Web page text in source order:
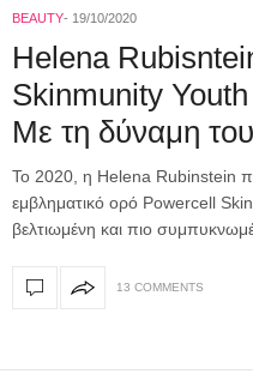
BEAUTY 19/10/2020
Helena
Skinmunity
Με τη δύναμη
Το 2020, η Helena Rubinstein
εμβληματικό ορό Powercell
βελτιωμένη και πιο
13 COMMENTS